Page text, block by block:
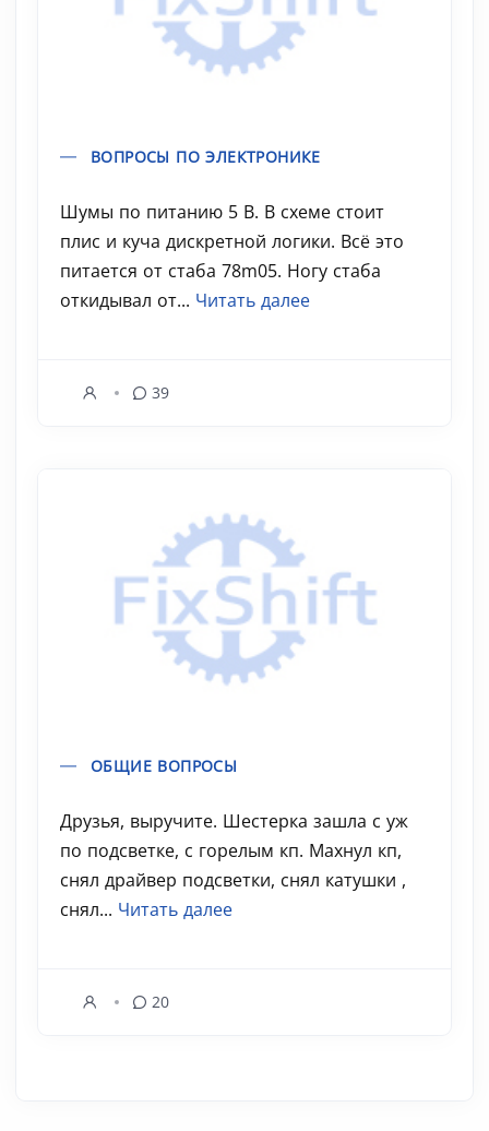
ВОПРОСЫ ПО ЭЛЕКТРОНИКЕ
Шумы по питанию 5 В. В схеме стоит
плис и куча дискретной логики. Всё это
питается от стаба 78m05. Ногу стаба
откидывал от... Читать далее
39
ОБЩИЕ ВОПРОСЫ
Друзья, выручите. Шестерка зашла с уж
по подсветке, с горелым кп. Махнул кп,
снял драйвер подсветки, снял катушки ,
снял... Читать далее
20